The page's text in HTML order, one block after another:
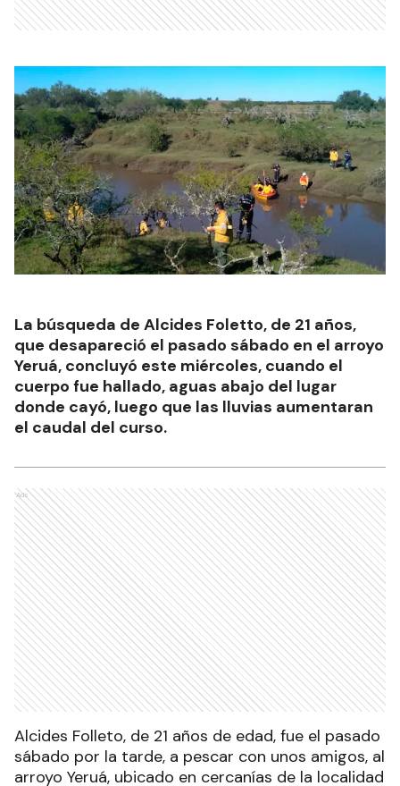
La búsqueda de Alcides Foletto, de 21 años,
que desapareció el pasado sábado en el arroyo
Yeruá, concluyó este miércoles, cuando el
cuerpo fue hallado, aguas abajo del lugar
donde cayó, luego que las lluvias aumentaran
el caudal del curso.
Ads
Alcides Folleto, de 21 años de edad, fue el pasado
sábado por la tarde, a pescar con unos amigos, al
arroyo Yeruá, ubicado en cercanías de la localidad